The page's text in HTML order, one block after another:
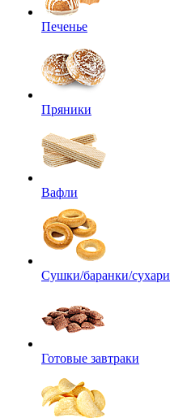
Печенье
Пряники
Вафли
Сушки/баранки/сухари
Готовые завтраки